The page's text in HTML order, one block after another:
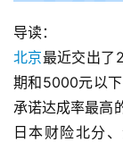
导读：
北京最近交出了
期和5000元以下
承诺达成率最高
日本财险北分